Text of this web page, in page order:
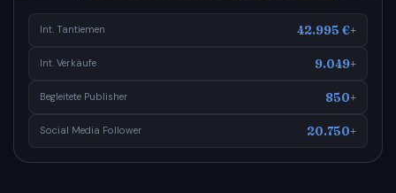
Int. Tantiemen 42.995 €+
Int. Verkäufe 9.049+
Begleitete Publisher 850+
Social Media Follower 20.750+